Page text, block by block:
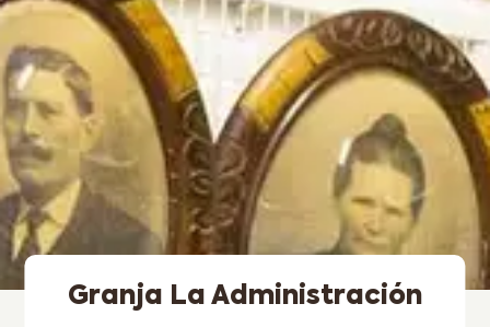
Granja La Administración